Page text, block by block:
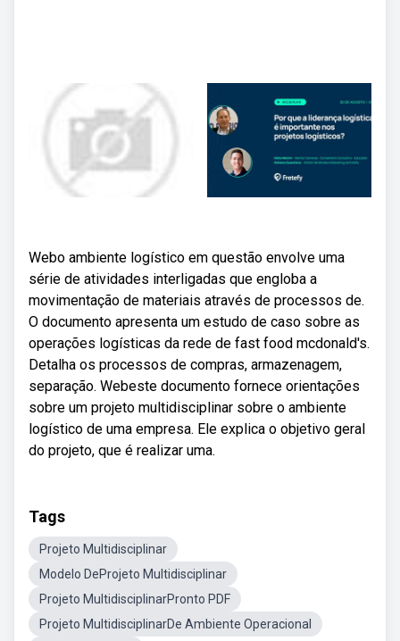
Webo ambiente logístico em questão envolve uma
série de atividades interligadas que engloba a
movimentação de materiais através de processos de.
O documento apresenta um estudo de caso sobre as
operações logísticas da rede de fast food mcdonald's.
Detalha os processos de compras, armazenagem,
separação. Webeste documento fornece orientações
sobre um projeto multidisciplinar sobre o ambiente
logístico de uma empresa. Ele explica o objetivo geral
do projeto, que é realizar uma.
Tags
Projeto Multidisciplinar
Modelo DeProjeto Multidisciplinar
Projeto MultidisciplinarPronto PDF
Projeto MultidisciplinarDe Ambiente Operacional